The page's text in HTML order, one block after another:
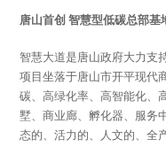
唐山首创 智慧型低碳总部基
智慧大道是唐山政府大力支
项目坐落于唐山市开平现代
碳、高绿化率、高智能化、
墅、商业廊、孵化器、服务
态的、活力的、人文的、全